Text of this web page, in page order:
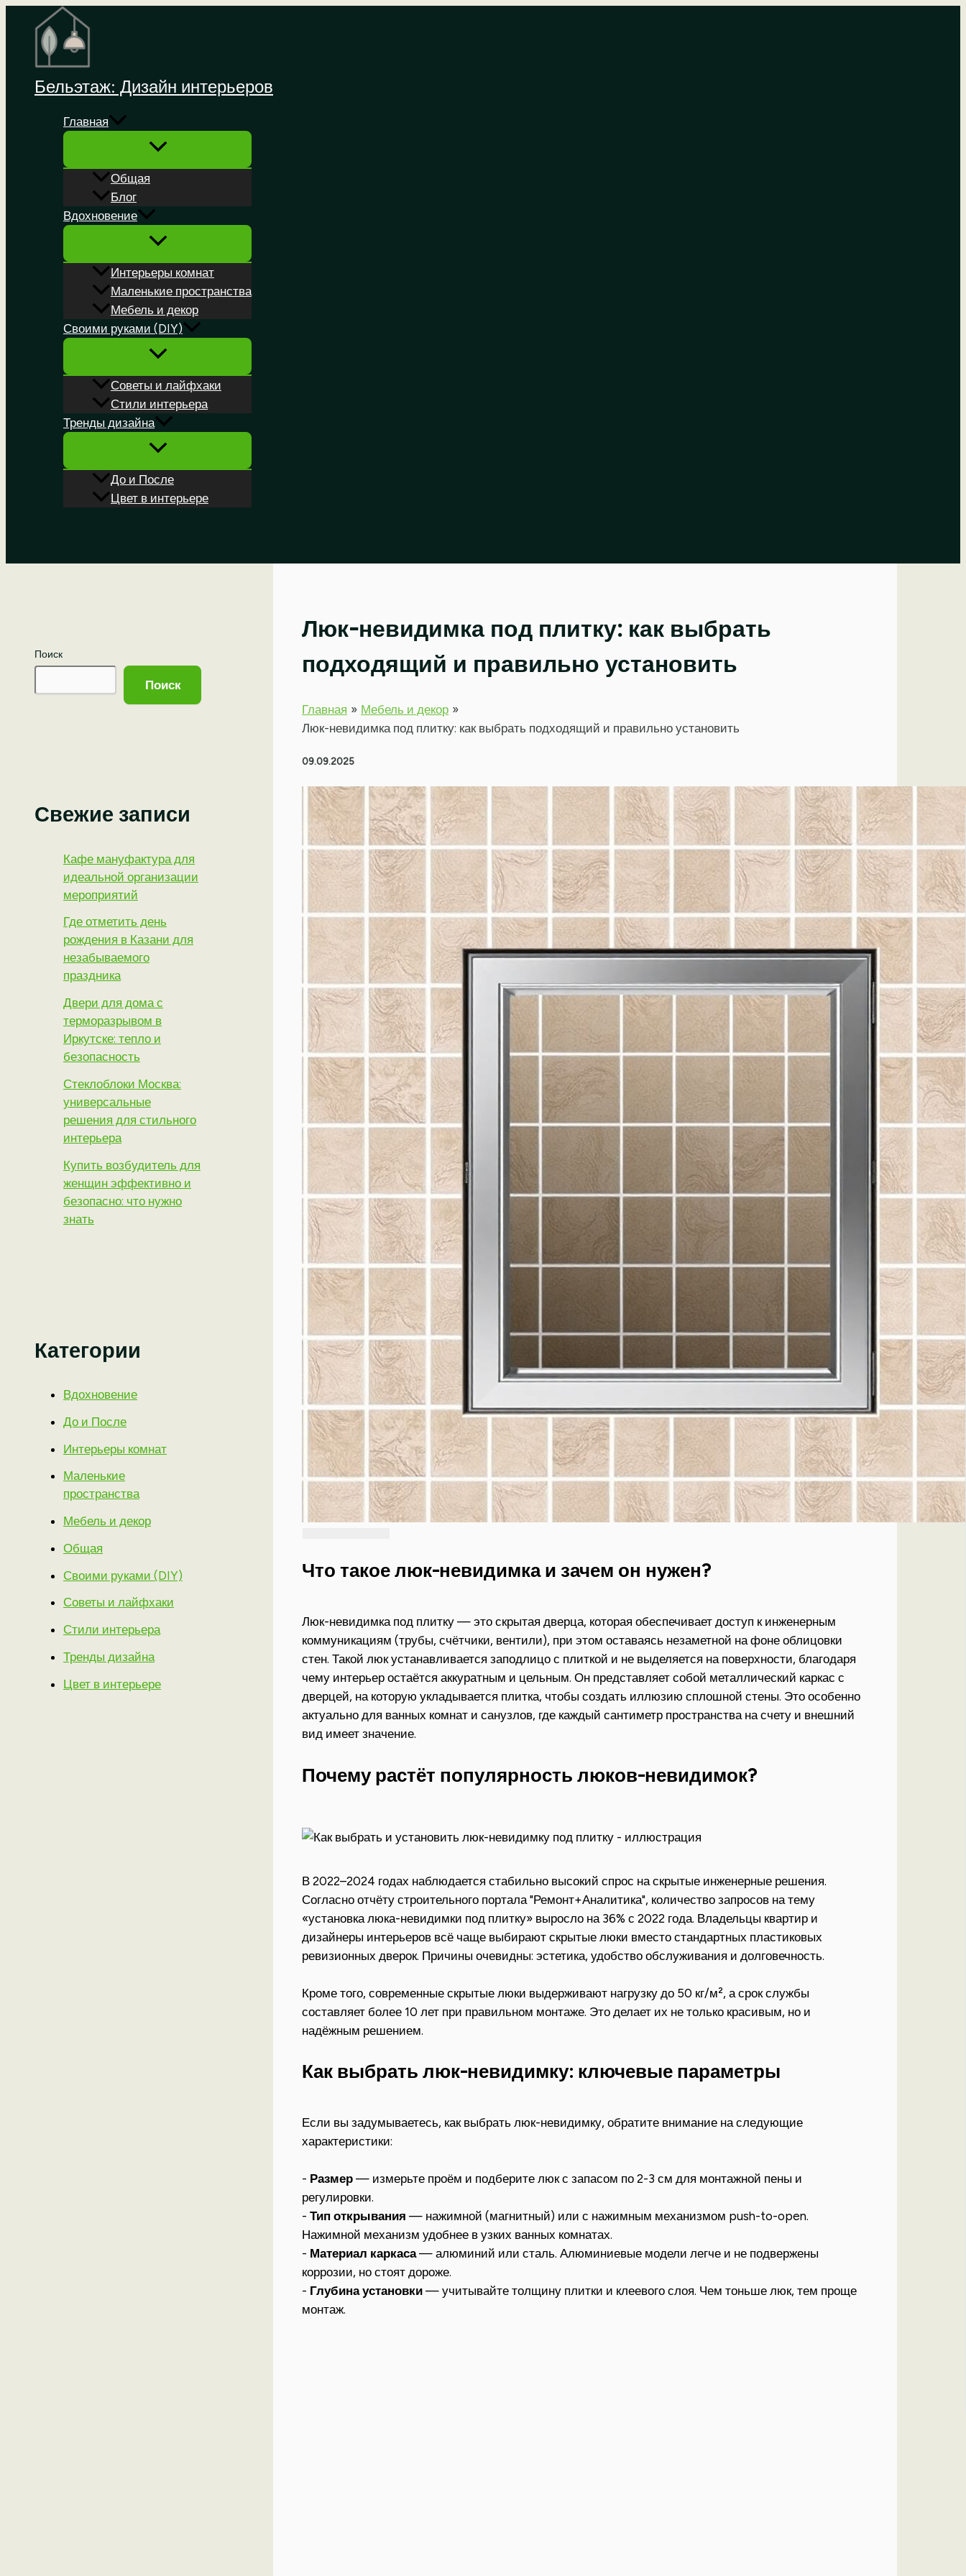
Перейти
содержимому
Бельэтаж: Дизайн интерьеров
Главная
Общая
Блог
Вдохновение
Интерьеры комнат
Маленькие пространства
Мебель и декор
Своими руками (DIY)
Советы и лайфхаки
Стили интерьера
Тренды дизайна
До и После
Цвет в интерьере
Поиск
Поиск
Свежие записи
Кафе мануфактура для
идеальной организации
мероприятий
Где отметить день
рождения в Казани для
незабываемого
праздника
Двери для дома с
терморазрывом в
Иркутске: тепло и
безопасность
Стеклоблоки Москва:
универсальные
решения для стильного
интерьера
Купить возбудитель для
женщин эффективно и
безопасно: что нужно
знать
Категории
Вдохновение
До и После
Интерьеры комнат
Маленькие
пространства
Мебель и декор
Общая
Своими руками (DIY)
Советы и лайфхаки
Стили интерьера
Тренды дизайна
Цвет в интерьере
Люк-невидимка под плитку: как выбрать
подходящий и правильно установить
Главная
Мебель и декор
Люк-невидимка под плитку: как выбрать подходящий и правильно установить
09.09.2025
Что такое люк-невидимка и зачем он нужен?
Люк-невидимка под плитку — это скрытая дверца, которая обеспечивает доступ к инженерным
коммуникациям (трубы, счётчики, вентили), при этом оставаясь незаметной на фоне облицовки
стен. Такой люк устанавливается заподлицо с плиткой и не выделяется на поверхности, благодаря
чему интерьер остаётся аккуратным и цельным. Он представляет собой металлический каркас с
дверцей, на которую укладывается плитка, чтобы создать иллюзию сплошной стены. Это особенно
актуально для ванных комнат и санузлов, где каждый сантиметр пространства на счету и внешний
вид имеет значение.
Почему растёт популярность люков-невидимок?
В 2022–2024 годах наблюдается стабильно высокий спрос на скрытые инженерные решения.
Согласно отчёту строительного портала "Ремонт+Аналитика", количество запросов на тему
«установка люка-невидимки под плитку» выросло на 36% с 2022 года. Владельцы квартир и
дизайнеры интерьеров всё чаще выбирают скрытые люки вместо стандартных пластиковых
ревизионных дверок. Причины очевидны: эстетика, удобство обслуживания и долговечность.
Кроме того, современные скрытые люки выдерживают нагрузку до 50 кг/м², а срок службы
составляет более 10 лет при правильном монтаже. Это делает их не только красивым, но и
надёжным решением.
Как выбрать люк-невидимку: ключевые параметры
Если вы задумываетесь, как выбрать люк-невидимку, обратите внимание на следующие
характеристики:
- Размер — измерьте проём и подберите люк с запасом по 2-3 см для монтажной пены и
регулировки.
- Тип открывания — нажимной (магнитный) или с нажимным механизмом push-to-open.
Нажимной механизм удобнее в узких ванных комнатах.
- Материал каркаса— алюминий или сталь. Алюминиевые модели легче и не подвержены
коррозии, но стоят дороже.
- Глубина установки — учитывайте толщину плитки и клеевого слоя. Чем тоньше люк, тем проще
монтаж.